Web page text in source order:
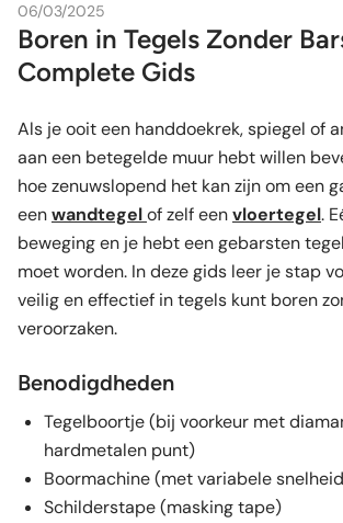
06/03/2025
Boren in Tegels Zonder
Complete Gids
Als je ooit een handdoekrek, spiegel of
aan een betegelde muur hebt willen
hoe zenuwslopend het kan zijn om een
eenwandtegelof zelf eenvloertegel.
beweging en je hebt een gebarsten
moet worden. In deze gids leer je stap
veilig en effectief in tegels kunt boren
veroorzaken.
Benodigdheden
Tegelboortje (bij voorkeur met
hardmetalen punt)
Boormachine (met variabele
Schilderstape (masking tape)